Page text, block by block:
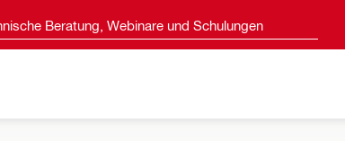
Beratung, Webinare und Schulungen